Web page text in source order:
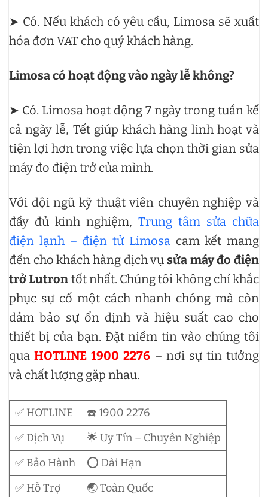
➤ Có. Nếu khách có yêu cầu, Limosa sẽ xuất
hóa đơn VAT cho quý khách hàng.
Limosa có hoạt động vào ngày lễ không?
➤ Có. Limosa hoạt động 7 ngày trong tuần kể
cả ngày lễ, Tết giúp khách hàng linh hoạt và
tiện lợi hơn trong việc lựa chọn thời gian sửa
máy đo điện trở của mình.
Với đội ngũ kỹ thuật viên chuyên nghiệp và
đầy đủ kinh nghiệm, Trung tâm sửa chữa
điện lạnh – điện tử Limosa cam kết mang
đến cho khách hàng dịch vụ sửa máy đo điện
trở Lutron tốt nhất. Chúng tôi không chỉ khắc
phục sự cố một cách nhanh chóng mà còn
đảm bảo sự ổn định và hiệu suất cao cho
thiết bị của bạn. Đặt niềm tin vào chúng tôi
quaHOTLINE 1900 2276 – nơi sự tin tưởng
và chất lượng gặp nhau.
✅ HOTLINE
☎️ 1900 2276
✅ Dịch Vụ
🌟 Uy Tín – Chuyên Nghiệp
✅ Bảo Hành
⭕ Dài Hạn
✅ Hỗ Trợ
🌏 Toàn Quốc